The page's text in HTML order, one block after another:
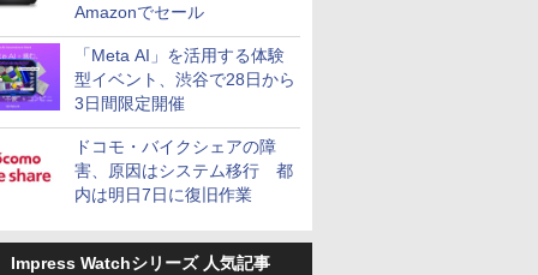
Amazonでセール
「Meta AI」を活用する体験
型イベント、渋谷で28日から
3日間限定開催
ドコモ・バイクシェアの障
害、原因はシステム移行 都
内は明日7日に復旧作業
Impress Watchシリーズ 人気記事